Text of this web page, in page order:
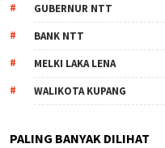
GUBERNUR NTT
BANK NTT
MELKI LAKA LENA
WALIKOTA KUPANG
PALING BANYAK DILIHAT